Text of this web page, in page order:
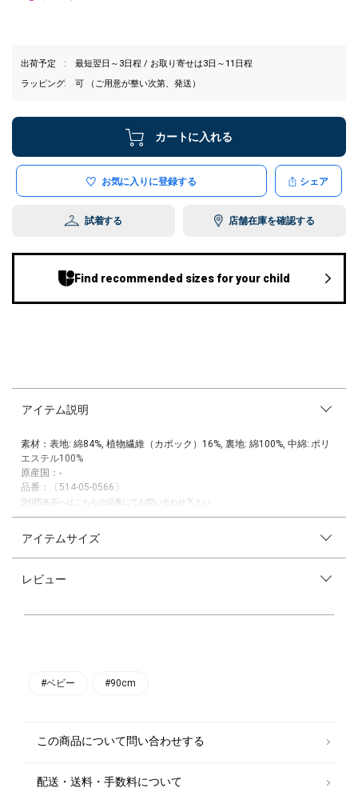
出荷予定
最短翌日～3日程 / お取り寄せは3日～11日程
ラッピング
可 （ご用意が整い次第、発送）
カートに入れる
お気に入りに登録する シェア
試着する 店舗在庫を確認する
Find recommended sizes for your child
アイテム説明
素材：表地: 綿84%, 植物繊維（カポック）16%, 裏地: 綿100%, 中綿: ポリ
エステル100%
原産国：-
品番：〔514-05-0566〕
SHIPS各店へはこちらの品番にてお問い合わせ下さい。
フード付きジャケット。
単調になりがちな秋冬のコーディネートを明るくしてくれるアイテムです
【C’era una volta（チェラ ウナ ヴォルタ）】
し」を意味します。子供の頃に聞いた昔話のように思い出に残り、世代を
アイテムサイズ
レビュー
#ベビー #90cm
この商品について問い合わせする
配送・送料・手数料について